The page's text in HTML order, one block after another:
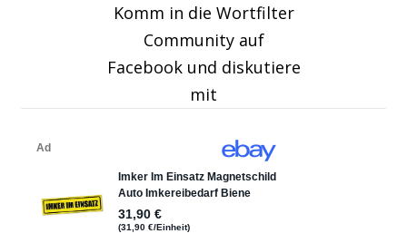
Komm in die Wortfilter
Community auf
Facebook und diskutiere
mit